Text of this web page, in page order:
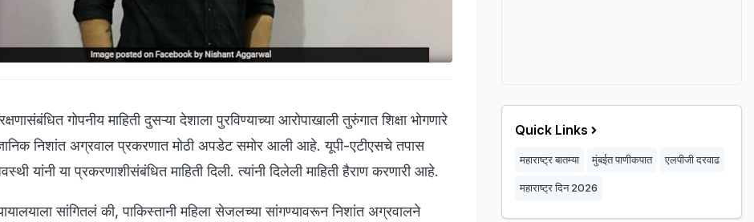
गोपनीय माहिती दुसऱ्या देशाला पुरविण्याच्या आरोपाखाली तुरुंगात शिक्षा भोगणारे
निशांत अग्रवाल प्रकरणात मोठी अपडेट समोर आली आहे. यूपी-एटीएसचे तपास
यांनी या प्रकरणाशीसंबंधित माहिती दिली. त्यांनी दिलेली माहिती हैराण करणारी आहे.
सांगितलं की, पाकिस्तानी महिला सेजलच्या सांगण्यावरून निशांत अग्रवालने
Quick Links
महाराष्ट्र बातम्या मुंबईत पाणीकपात एलपीजी दरवाढ
महाराष्ट्र दिन 2026